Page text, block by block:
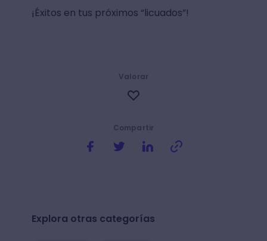
¡Éxitos en tus próximos “licuados”!
Compartir
Valorar
Explora otras categorías